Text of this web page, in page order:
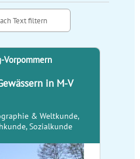
Vorpommern
in M-V
& Weltkunde,
Sozialkunde